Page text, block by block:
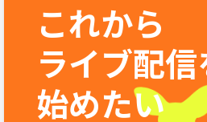
これから
ライブ配信
始めたい